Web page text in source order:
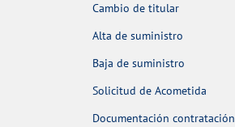
Cambio de titular
Alta de suministro
Baja de suministro
Solicitud de Acometida
Documentación contratación